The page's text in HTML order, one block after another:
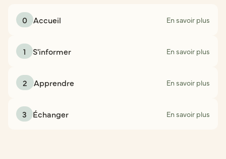
0 Accueil En savoir plus
1 S'informer En savoir plus
2 Apprendre En savoir plus
3 Échanger En savoir plus